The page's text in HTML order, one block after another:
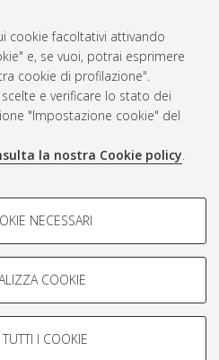
cookie facoltativi attivando
e, se vuoi, potrai esprimere
cookie di profilazione".
e verificare lo stato dei
"Impostazione cookie" del
la nostra Cookie policy.
-
analizzare le caratteristiche della
in base al loro comportamento
NECESSARI
COOKIE
I COOKIE